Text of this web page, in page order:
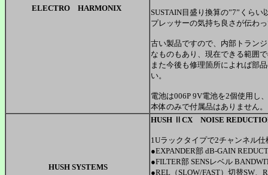
ELECTRO HARMONIX
SUSTAIN目盛り換算の”7”くら
プレッサーの気持ち良さが伝わ
古い製品ですので、内部トラン
なものもあり、現在できる範囲
また今後も修理箇所によれば部
い。
電池は006P 9V電池を2個使用し
本体のみで付属品はありません
HUSH SYSTEMS
HUSH ⅡCX NOISE
1Uラックタイプで2チャンネル
●EXPANDER部 dB-GAIN
●FILTER部 SENSレベル
●REL（SLOW/FAST）切替SW、